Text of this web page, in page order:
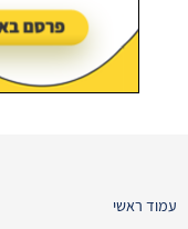
עמוד ראשי